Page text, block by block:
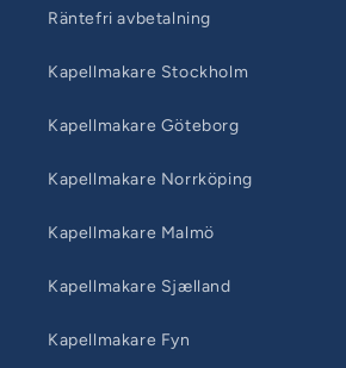
Räntefri avbetalning
Kapellmakare Stockholm
Kapellmakare Göteborg
Kapellmakare Norrköping
Kapellmakare Malmö
Kapellmakare Sjælland
Kapellmakare Fyn